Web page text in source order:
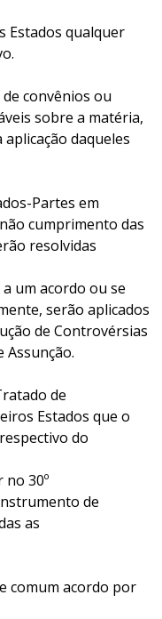
Estados qualquer
convênios ou
sobre a matéria,
daqueles
Partes em
cumprimento das
resolvidas
um acordo ou se
serão aplicados
de Controvérsias
de
Estados que o
do
30º
de
as
comum acordo por